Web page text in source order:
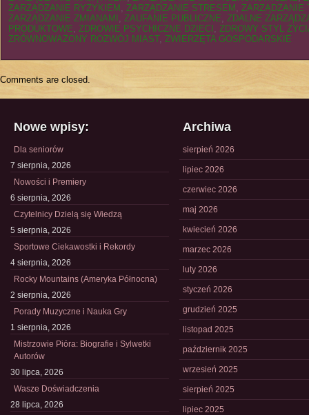
ZARZĄDZANIE RYZYKIEM , ZARZĄDZANIE STRESEM , ZARZĄDZANIE
ZARZĄDZANIE ZMIANAMI , ZAUFANIE PUBLICZNE, ZDALNE
PRODUKTOWE, ZDROWIE PSYCHICZNE DZIECI , ZDROWY STYL
ZRÓWNOWAŻONY ROZWÓJ MIAST, ZWIERZĘTA GOSPODARSKIE
Comments are closed.
Nowe wpisy:
Dla seniorów
7 sierpnia, 2026
Nowości i Premiery
6 sierpnia, 2026
Czytelnicy Dzielą się Wiedzą
5 sierpnia, 2026
Sportowe Ciekawostki i Rekordy
4 sierpnia, 2026
Rocky Mountains (Ameryka Północna)
2 sierpnia, 2026
Porady Muzyczne i Nauka Gry
1 sierpnia, 2026
Mistrzowie Pióra: Biografie i Sylwetki
Autorów
30 lipca, 2026
Wasze Doświadczenia
28 lipca, 2026
Archiwa
sierpień 2026
lipiec 2026
czerwiec 2026
maj 2026
kwiecień 2026
marzec 2026
luty 2026
styczeń 2026
grudzień 2025
listopad 2025
październik 2025
wrzesień 2025
sierpień 2025
lipiec 2025